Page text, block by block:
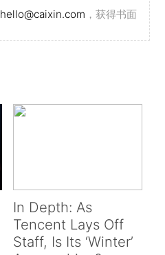
hello@caixin.com ，获得书面
In Depth: As
Tencent Lays Off
Staff, Is Its ‘Winter’